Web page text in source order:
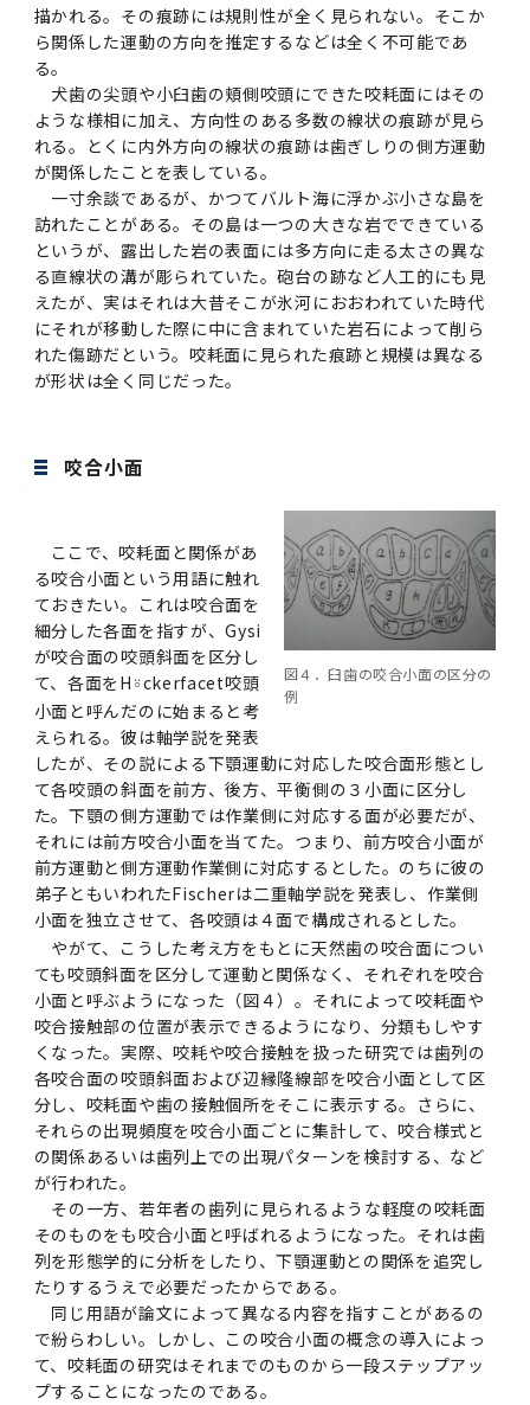
描かれる。その痕跡には規則性が全く見られない。そこか
ら関係した運動の方向を推定するなどは全く不可能であ
る。
犬歯の尖頭や小臼歯の頬側咬頭にできた咬耗面にはその
ような様相に加え、方向性のある多数の線状の痕跡が見ら
れる。とくに内外方向の線状の痕跡は歯ぎしりの側方運動
が関係したことを表している。
一寸余談であるが、かつてバルト海に浮かぶ小さな島を
訪れたことがある。その島は一つの大きな岩でできている
というが、露出した岩の表面には多方向に走る太さの異な
る直線状の溝が彫られていた。砲台の跡など人工的にも見
えたが、実はそれは大昔そこが氷河におおわれていた時代
にそれが移動した際に中に含まれていた岩石によって削ら
れた傷跡だという。咬耗面に見られた痕跡と規模は異なる
が形状は全く同じだった。
咬合小面
図４．臼歯の咬合小面の区分の
例
ここ で、咬耗面と関係があ
る咬合小面という用語に触れ
ておきたい。これは咬合面を
細分した各面を指すが、Gysi
が咬合面の咬頭斜面を区分し
て、各面をH ⍤ckerfacet咬頭
小面と呼んだのに始まると考
えられる。彼は軸学説を発表
したが、その説による下顎運動に対応した咬合面形態とし
て各咬頭の斜面を前方、後方、平衡側の３小面に区分し
た。下顎の側方運動では作業側に対応する面が必要だが、
それには前方咬合小面を当てた。つまり、前方咬合小面が
前方運動と側方運動作業側に対応するとした。のちに彼の
弟子ともいわれたFischerは二重軸学説を発表し、作業側
小面を独立させて、各咬頭は４面で構成されるとした。
やがて、こうした考え方をもとに天然歯の咬合面につい
ても咬頭斜面を区分して運動と関係なく、それぞれを咬合
小面と呼ぶようになった（図４）。それによって咬耗面や
咬合接触部の位置が表示できるようになり、分類もしやす
くなった。実際、咬耗や咬合接触を扱った研究では歯列の
各咬合面の咬頭斜面および辺縁隆線部を咬合小面として区
分し、咬耗面や歯の接触個所をそこに表示する。さらに、
それらの出現頻度を咬合小面ごとに集計して、咬合様式と
の関係あるいは歯列上での出現パターンを検討する、など
が行われた。
その一方、若年者の歯列に見られるような軽度の咬耗面
そのものをも咬合小面と呼ばれるようになった。それは歯
列を形態学的に分析をしたり、下顎運動との関係を追究し
たりするうえで必要だったからである。
同じ用語が論文によって異なる内容を指すことがあるの
で紛らわしい。しかし、この咬合小面の概念の導入によっ
て、咬耗面の研究はそれまでのものから一段ステップアッ
プすることになったのである。